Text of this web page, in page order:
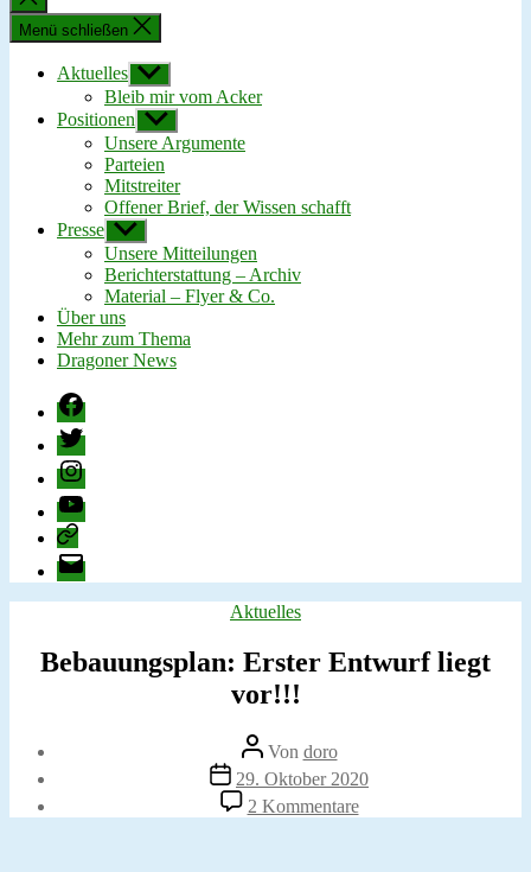
schließen
Menü schließen
Aktuelles Untermenü
anzeigen
Bleib mir vom Acker
Positionen Untermenü
anzeigen
Unsere Argumente
Parteien
Mitstreiter
Offener Brief, der Wissen schafft
Presse Untermenü
anzeigen
Unsere Mitteilungen
Berichterstattung – Archiv
Material – Flyer & Co.
Über uns
Mehr zum Thema
Dragoner News
Facebook
Twitter
Instagram
YouTube
change.org
E-
Mail
Kategorien
Aktuelles
Bebauungsplan: Erster Entwurf liegt
vor!!!
Beitragsautor
Von doro
Veröffentlichungsdatum
29. Oktober 2020
2 Kommentarezu
Bebauungsplan: